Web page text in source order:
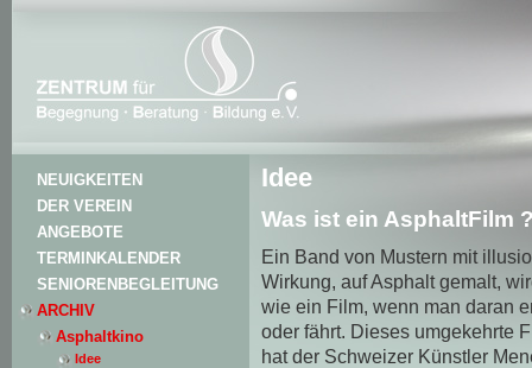
NEUIGKEITEN
DER VEREIN
ANGEBOTE
TERMINKALENDER
SENIORENBEGLEITUNG
ARCHIV
Asphaltkino
Idee
Idee
Was ist ein AsphaltFilm
Ein Band von Mustern mit
Wirkung, auf Asphalt gemalt,
wie ein Film, wenn man daran
oder fährt. Dieses umgekehrte
hat der Schweizer Künstler